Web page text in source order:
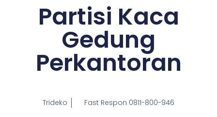
Partisi Kaca
Gedung
Perkantoran
Trideko Fast Respon 0811-800-946